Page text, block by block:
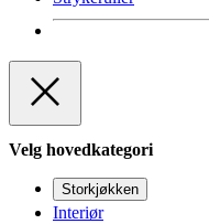
Velg hovedkategori
Storkjøkken
Interiør